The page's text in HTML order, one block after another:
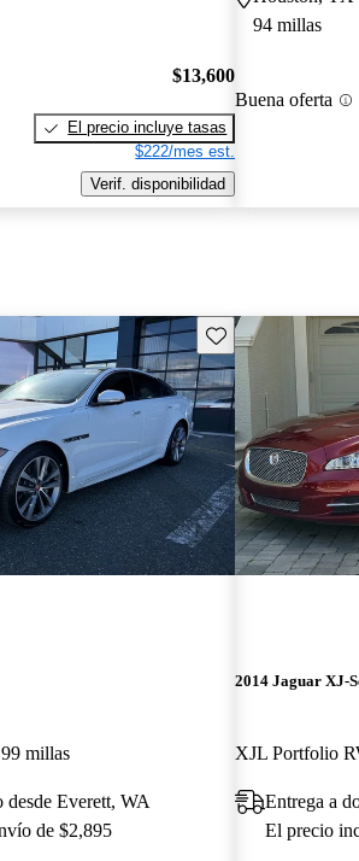
$13,600
El precio incluye tasas
$222/mes est.
Verif. disponibilidad
94 millas
Buena oferta
Guarda este Aviso
millas
Everett, WA
de $2,895
2014 Jaguar XJ-
XJL Portfolio
Entrega a
El precio